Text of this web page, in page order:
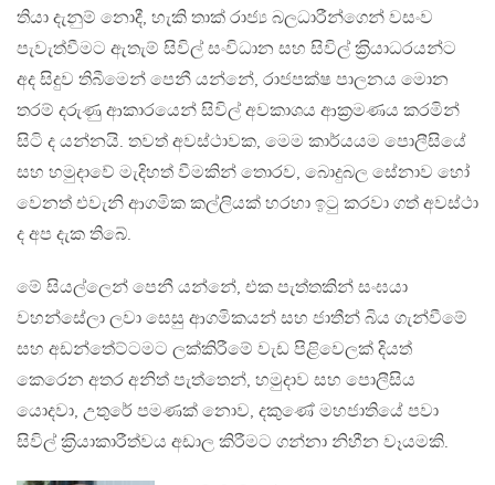
තියා දැනුම් නොදී, හැකි තාක් රාජ්‍ය බලධාරීන්ගෙන් වසංව
පැවැත්වීමට ඇතැම් සිවිල් සංවිධාන සහ සිවිල් ක‍්‍රියාධරයන්ට
අද සිදුව තිබීමෙන් පෙනී යන්නේ, රාජපක්ෂ පාලනය මොන
තරම් දරුණු ආකාරයෙන් සිවිල් අවකාශය ආක‍්‍රමණය කරමින්
සිටි ද යන්නයි. තවත් අවස්ථාවක, මෙම කාර්යයම පොලීසියේ
සහ හමුදාවේ මැදිහත් වීමකින් තොරව, බොදුබල සේනාව හෝ
වෙනත් එවැනි ආගමික කල්ලියක් හරහා ඉටු කරවා ගත් අවස්ථා
ද අප දැක තිබේ.
මේ සියල්ලෙන් පෙනී යන්නේ, එක පැත්තකින් සංඝයා
වහන්සේලා ලවා සෙසු ආගමිකයන් සහ ජාතීන් බිය ගැන්වීමේ
සහ අඩන්තේට්ටමට ලක්කිරීමේ වැඩ පිළිවෙලක් දියත්
කෙරෙන අතර අනිත් පැත්තෙන්, හමුදාව සහ පොලීසිය
යොදවා, උතුරේ පමණක් නොව, දකුණේ මහජාතියේ පවා
සිවිල් ක‍්‍රියාකාරීත්වය අඩාල කිරීමට ගන්නා නිහීන වෑයමකි.